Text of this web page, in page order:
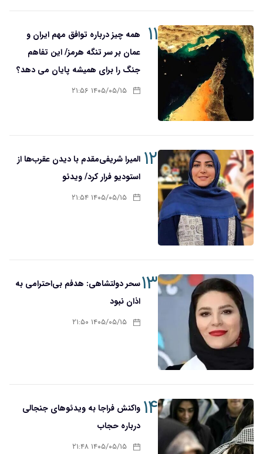
۱۱
همه چیز درباره توافق مهم ایران و
عمان بر سر تنگه هرمز/ این تفاهم
جنگ را برای همیشه پایان می دهد؟
۱۴۰۵/۰۵/۱۵ ۲۱:۵۶
۱۲ المیرا شریفی‌مقدم با دیدن عقرب‌ها از
استودیو فرار کرد/ ویدئو
۱۴۰۵/۰۵/۱۵ ۲۱:۵۴
۱۳سحر دولتشاهی: هدفم بی‌احترامی به
اذان نبود
۱۴۰۵/۰۵/۱۵ ۲۱:۵۰
۱۴ واکنش فراجا به ویدئوهای جنجالی
درباره حجاب
۱۴۰۵/۰۵/۱۵ ۲۱:۴۸